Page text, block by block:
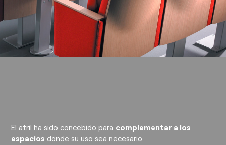
El atril ha sido concebido para complementar a los
espacios donde su uso sea necesario